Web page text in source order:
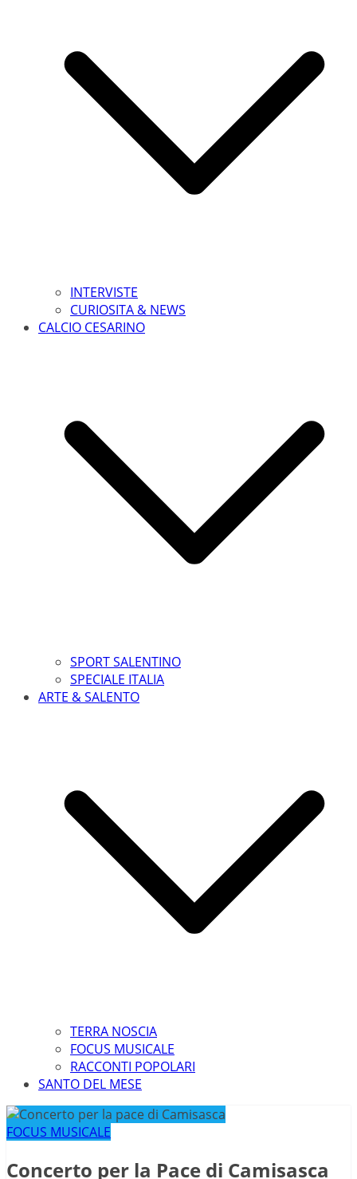
INTERVISTE
CURIOSITA & NEWS
CALCIO CESARINO
SPORT SALENTINO
SPECIALE ITALIA
ARTE & SALENTO
TERRA NOSCIA
FOCUS MUSICALE
RACCONTI POPOLARI
SANTO DEL MESE
FOCUS MUSICALE
Concerto per la Pace di Camisasca